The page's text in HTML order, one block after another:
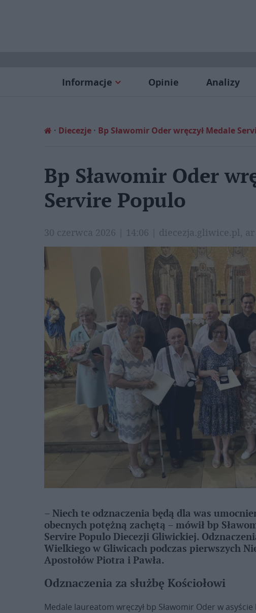
Informacje Opinie Analizy
Diecezje Bp Sławomir Oder wręczył Medale
Bp Sławomir Oder
Servire Populo
30 czerwca 2026 | 14:06 | diecezja.gliwice.pl,
– Niech te odznaczenia będą dla was
obecnych potężną zachętą – mówił bp
Servire Populo Diecezji Gliwickiej.
Wielkiego w Gliwicach podczas pierwszych
Apostołów Piotra i Pawła.
Odznaczenia za służbę Kościołowi
Medale laureatom wręczył bp Sławomir Oder w